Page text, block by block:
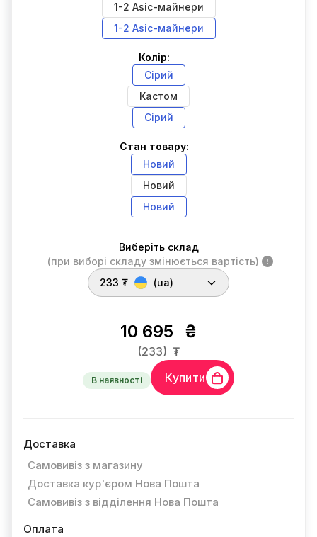
1-2 Asic-майнери
1-2 Asic-майнери
Колір:
Сірий
Кастом
Сірий
Стан товару:
Новий
Новий
Новий
Виберіть склад
(при виборі складу змінюється вартість)
233 ₮
(ua)
10 695 ₴
(233) ₮
В наявності Купити
Доставка
Самовивіз з магазину
Доставка кур'єром Нова Пошта
Самовивіз з відділення Нова Пошта
Оплата